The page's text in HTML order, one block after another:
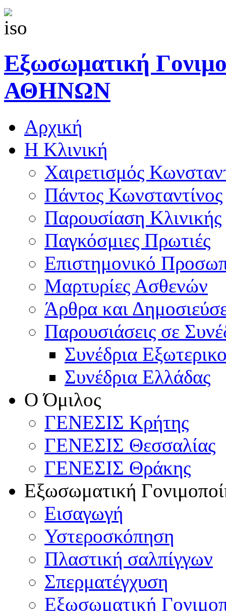
Εξωσωματική
ΑΘΗΝΩΝ
Αρχική
Η Κλινική
Χαιρετισμός
Πάντος Κωνσταντίνος
Παρουσίαση Κλινικής
Παγκόσμιες Πρωτιές
Επιστημονικό
Μαρτυρίες Ασθενών
Άρθρα και
Παρουσιάσεις σε
Συνέδρια
Συνέδρια Ελλάδας
Ο Όμιλος
ΓΕΝΕΣΙΣ Κρήτης
ΓΕΝΕΣΙΣ Θεσσαλίας
ΓΕΝΕΣΙΣ Θράκης
Εξωσωματική
Εισαγωγή
Υστεροσκόπηση
Πλαστική σαλπίγγων
Σπερματέγχυση
Εξωσωματική